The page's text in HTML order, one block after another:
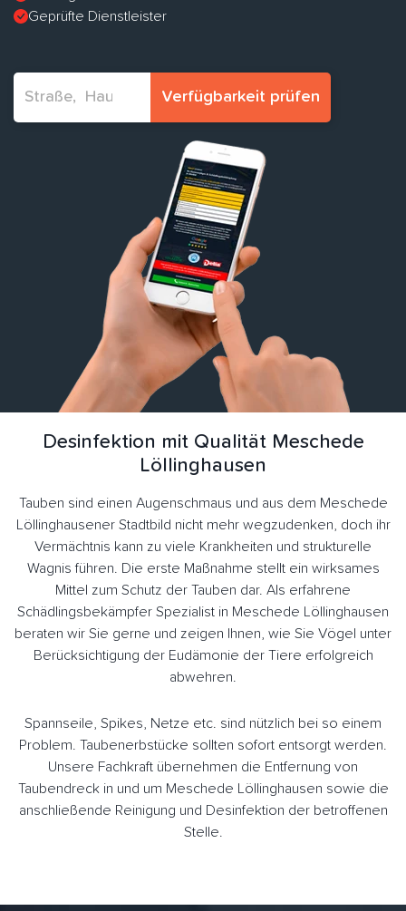
Geprüfte Dienstleister
Verfügbarkeit prüfen
Desinfektion mit Qualität Meschede
Löllinghausen
Tauben sind einen Augenschmaus und aus dem Meschede
Löllinghausener Stadtbild nicht mehr wegzudenken, doch ihr
Vermächtnis kann zu viele Krankheiten und strukturelle
Wagnis führen. Die erste Maßnahme stellt ein wirksames
Mittel zum Schutz der Tauben dar. Als erfahrene
Schädlingsbekämpfer Spezialist in Meschede Löllinghausen
beraten wir Sie gerne und zeigen Ihnen, wie Sie Vögel unter
Berücksichtigung der Eudämonie der Tiere erfolgreich
abwehren.
Spannseile, Spikes, Netze etc. sind nützlich bei so einem
Problem. Taubenerbstücke sollten sofort entsorgt werden.
Unsere Fachkraft übernehmen die Entfernung von
Taubendreck in und um Meschede Löllinghausen sowie die
anschließende Reinigung und Desinfektion der betroffenen
Stelle.